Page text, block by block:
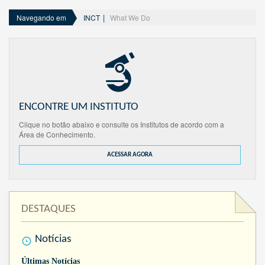
Navegando em INCT What We Do
ENCONTRE UM INSTITUTO
Clique no botão abaixo e consulte os Institutos de acordo com a
Área de Conhecimento.
ACESSAR AGORA
DESTAQUES
Notícias
Últimas Notícias